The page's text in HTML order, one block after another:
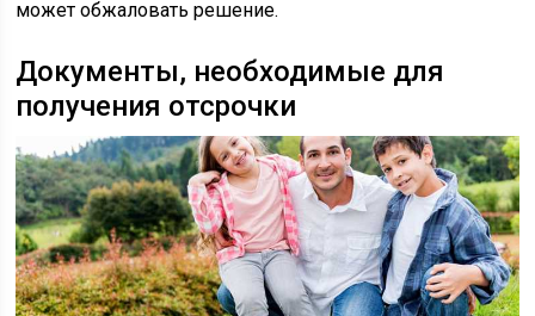
может обжаловать решение.
Документы, необходимые для
получения отсрочки